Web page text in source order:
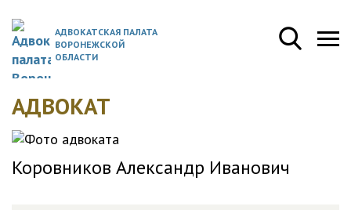
АДВОКАТСКАЯ ПАЛАТА
ВОРОНЕЖСКОЙ
ОБЛАСТИ
АДВОКАТ
Коровников Александр Иванович